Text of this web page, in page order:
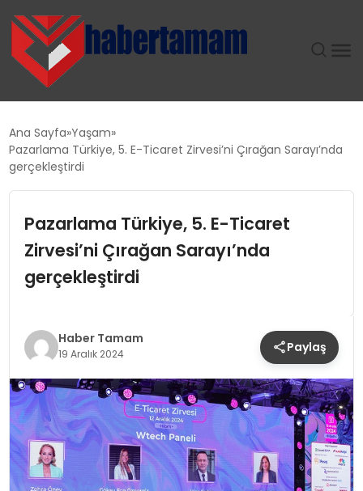
TEKNOLOJI
SAĞLIK
EKONOMI
MAGAZIN
SIYASET
EĞITIM
YAŞAM
Ana Sayfa Yaşam
Pazarlama Türkiye, 5. E-Ticaret Zirvesi’ni Çırağan Sarayı’nda
gerçekleştirdi
Pazarlama Türkiye, 5. E-Ticaret
Zirvesi’ni Çırağan Sarayı’nda
gerçekleştirdi
Haber Tamam
19 Aralık 2024 Paylaş